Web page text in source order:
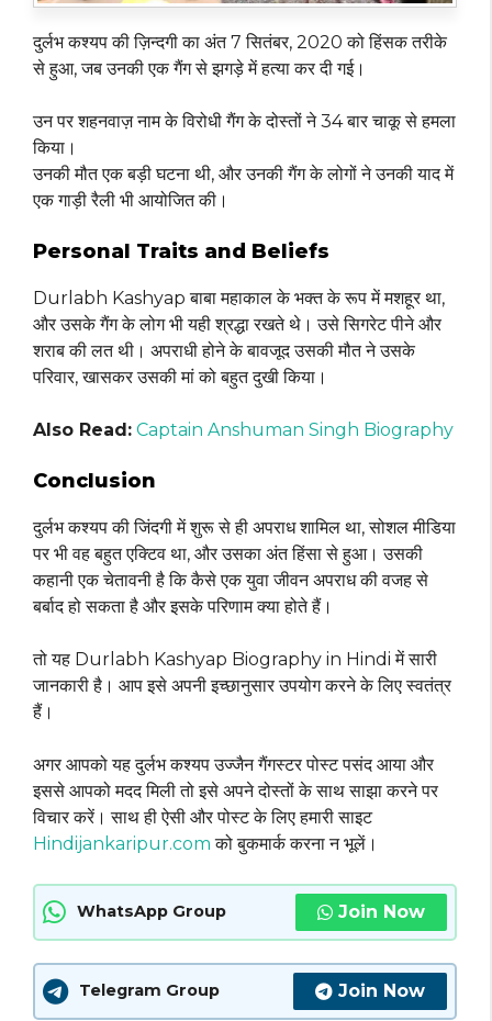
दुर्लभ कश्यप की ज़िन्दगी का अंत 7 सितंबर, 2020 को हिंसक तरीके
से हुआ, जब उनकी एक गैंग से झगड़े में हत्या कर दी गई।
उन पर शहनवाज़ नाम के विरोधी गैंग के दोस्तों ने 34 बार चाकू से हमला
किया।
उनकी मौत एक बड़ी घटना थी, और उनकी गैंग के लोगों ने उनकी याद में
एक गाड़ी रैली भी आयोजित की।
Personal Traits and Beliefs
Durlabh Kashyap बाबा महाकाल के भक्त के रूप में मशहूर था,
और उसके गैंग के लोग भी यही श्रद्धा रखते थे। उसे सिगरेट पीने और
शराब की लत थी। अपराधी होने के बावजूद उसकी मौत ने उसके
परिवार, खासकर उसकी मां को बहुत दुखी किया।
Also Read: Captain Anshuman Singh Biography
Conclusion
दुर्लभ कश्यप की जिंदगी में शुरू से ही अपराध शामिल था, सोशल मीडिया
पर भी वह बहुत एक्टिव था, और उसका अंत हिंसा से हुआ। उसकी
कहानी एक चेतावनी है कि कैसे एक युवा जीवन अपराध की वजह से
बर्बाद हो सकता है और इसके परिणाम क्या होते हैं।
तो यह Durlabh Kashyap Biography in Hindi में सारी
जानकारी है। आप इसे अपनी इच्छानुसार उपयोग करने के लिए स्वतंत्र
हैं।
अगर आपको यह दुर्लभ कश्यप उज्जैन गैंगस्टर पोस्ट पसंद आया और
इससे आपको मदद मिली तो इसे अपने दोस्तों के साथ साझा करने पर
विचार करें। साथ ही ऐसी और पोस्ट के लिए हमारी साइट
Hindijankaripur.com को बुकमार्क करना न भूलें।
WhatsApp Group Join Now
Telegram Group Join Now